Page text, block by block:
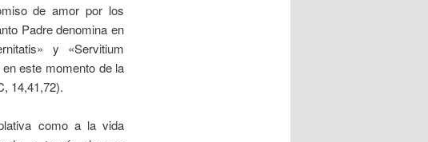
de amor por los
Padre denomina en
y «Servitium
este momento de la
14,41,72).
como a la vida